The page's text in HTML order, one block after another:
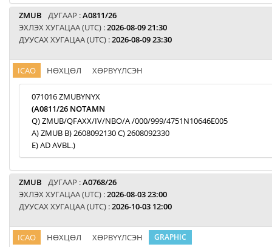
ZMUB ДУГААР :A0811/26
ЭХЛЭХ ХУГАЦАА (UTC) :2026-08-09 21:30
ДУУСАХ ХУГАЦАА (UTC) :2026-08-09 23:30
ICAO НӨХЦӨЛ ХӨРВҮҮЛСЭН
071016 ZMUBYNYX
(A0811/26 NOTAMN
Q) ZMUB/QFAXX/IV/NBO/A /000/999/4751N10646E005
A) ZMUB B) 2608092130 C) 2608092330
E) AD AVBL.)
ZMUB ДУГААР :A0768/26
ЭХЛЭХ ХУГАЦАА (UTC) :2026-08-03 23:00
ДУУСАХ ХУГАЦАА (UTC) :2026-10-03 12:00
ICAO НӨХЦӨЛ ХӨРВҮҮЛСЭН GRAPHIC